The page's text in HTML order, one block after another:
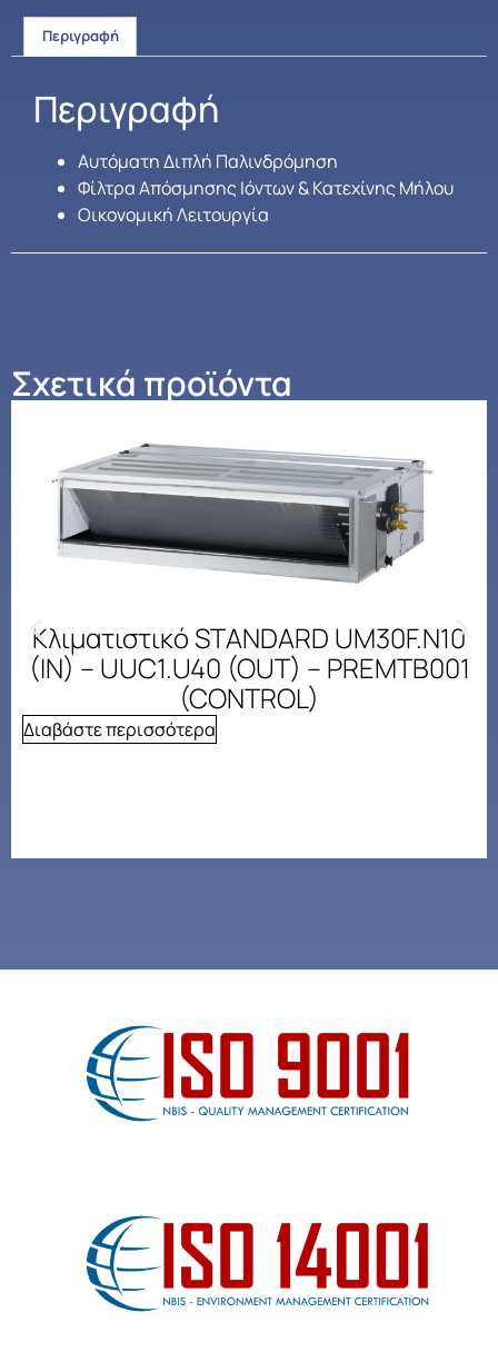
Περιγραφή
Περιγραφή
Αυτόματη Διπλή Παλινδρόμηση
Φίλτρα Απόσμησης Ιόντων & Κατεχίνης Μήλου
Οικονομική Λειτουργία
Σχετικά προϊόντα
Κλιματιστικό STANDARD UM30F.N10
(IN) – UUC1.U40 (OUT) – PREMTB001
(CONTROL)
Διαβάστε περισσότερα